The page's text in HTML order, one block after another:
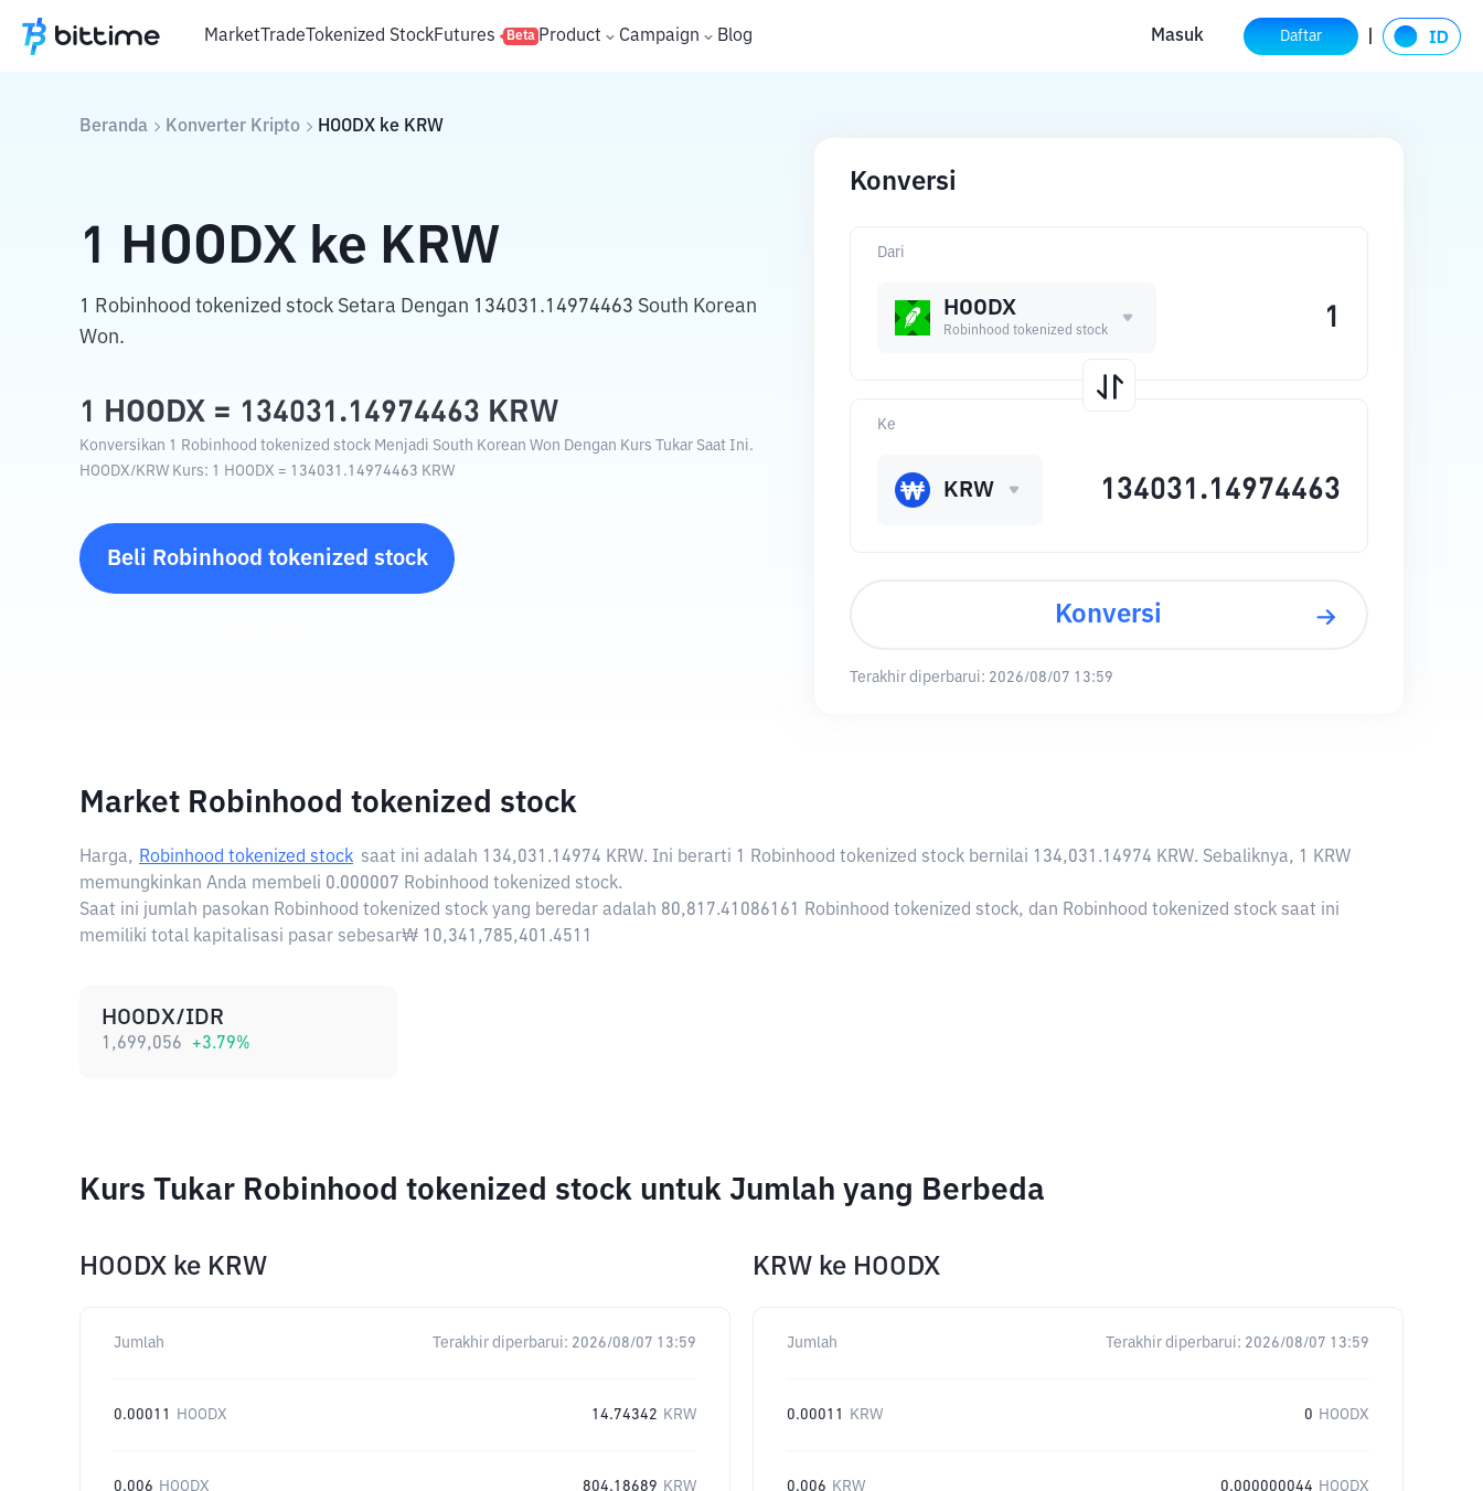
MarketTradeTokenized StockFutures Beta Product Campaign Blog Masuk Daftar
Beranda Konverter Kripto HOODX ke KRW
1 HOODX ke KRW
1 Robinhood tokenized stock Setara Dengan 134031.14974463 South Korean
Won.
1 HOODX = 134031.14974463 KRW
Konversikan 1 Robinhood tokenized stock Menjadi South Korean Won Dengan Kurs Tukar Saat Ini.
HOODX/KRW Kurs: 1 HOODX = 134031.14974463 KRW
Beli Robinhood tokenized stock
Konversi
Dari
HOODX
Robinhood tokenized stock
Ke
KRW
Konversi
Terakhir diperbarui: 2026/08/07 13:59
Market Robinhood tokenized stock
Harga, Robinhood tokenized stock saat ini adalah 134,031.14974 KRW. Ini berarti 1 Robinhood tokenized stock bernilai 134,031.14974 KRW. Sebaliknya, 1 KRW
memungkinkan Anda membeli 0.000007 Robinhood tokenized stock.
Saat ini jumlah pasokan Robinhood tokenized stock yang beredar adalah 80,817.41086161 Robinhood tokenized stock, dan Robinhood tokenized stock saat ini
memiliki total kapitalisasi pasar sebesar₩ 10,341,785,401.4511
HOODX/IDR
1,699,056 +3.79%
Kurs Tukar Robinhood tokenized stock untuk Jumlah yang Berbeda
HOODX ke KRW
Jumlah Terakhir diperbarui: 2026/08/07 13:59
0.00011 HOODX 14.74342 KRW
0.006 HOODX 804.18689 KRW
KRW ke HOODX
Jumlah Terakhir diperbarui: 2026/08/07 13:59
0.00011 KRW 0 HOODX
0.006 KRW 0.000000044 HOODX